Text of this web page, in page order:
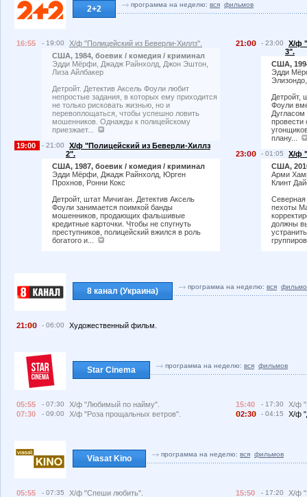
2+2 программа на неделю: вся фильмов
16:55 - 19:00
Х/ф "Полицейский из Беверли-Хиллз".
США, 1984, боевик / комедия / криминал
Эдди Мёрфи, Джадж Райнхолд, Джон Эштон,
Лиза Айлбакер
Детройт. Детектив Аксель Фоули любит
непростые задания, в которых ему приходится
не только рисковать жизнью, но и
перевоплощаться, чтобы успешно ловить
мошенников. Однажды к полицейскому
приезжает...
19:00
- 21:00
Х/ф "Полицейский из Беверли-Хиллз
2".
США, 1987, боевик / комедия / криминал
Эдди Мёрфи, Джадж Райнхолд, Юрген
Прохнов, Ронни Кокс
Детройт, штат Мичиган. Детектив Аксель
Фоули занимается поимкой банды
мошенников, продающих фальшивые
кредитные карточки. Чтобы не спугнуть
преступников, полицейский вжился в роль
богатого и...
21: - 23:00
Х/ф
3".
США,
Эдди
Детройт,
Фоули
провести
плану...
23:
- 01:05
Х/ф
США,
Арми
Клинт
пехоты
должны
8 канал (Украина) программа на неделю: вся
21: - 06:00 Художественный фильм.
Star Cinema программа на неделю: вся фильмов
05:55 - 07:30
Х/ф "Любимый по найму".
07:30
- 09:00 Х/ф "Роза прощальных ветров".
15:40 - 17:30
Х/ф
2:3
- 04:15 Х/ф
Viasat Kino программа на неделю: вся фильмов
05:55 - 07:35 Х/ф "Спеши любить". 15:50 - 17:20 Х/ф